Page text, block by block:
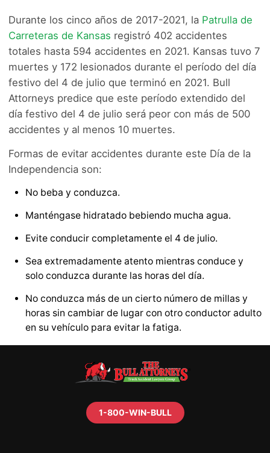
Durante los cinco años de 2017-2021, la Patrulla de
Carreteras de Kansas registró 402 accidentes
totales hasta 594 accidentes en 2021. Kansas tuvo 7
muertes y 172 lesionados durante el período del día
festivo del 4 de julio que terminó en 2021. Bull
Attorneys predice que este período extendido del
día festivo del 4 de julio será peor con más de 500
accidentes y al menos 10 muertes.
Formas de evitar accidentes durante este Día de la
Independencia son:
No beba y conduzca.
Manténgase hidratado bebiendo mucha agua.
Evite conducir completamente el 4 de julio.
Sea extremadamente atento mientras conduce y
solo conduzca durante las horas del día.
No conduzca más de un cierto número de millas y
horas sin cambiar de lugar con otro conductor adulto
en su vehículo para evitar la fatiga.
1-800-WIN-BULL